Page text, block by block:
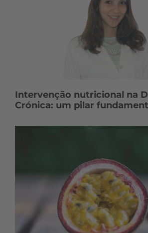
Intervenção nutricional na
Crónica: um pilar